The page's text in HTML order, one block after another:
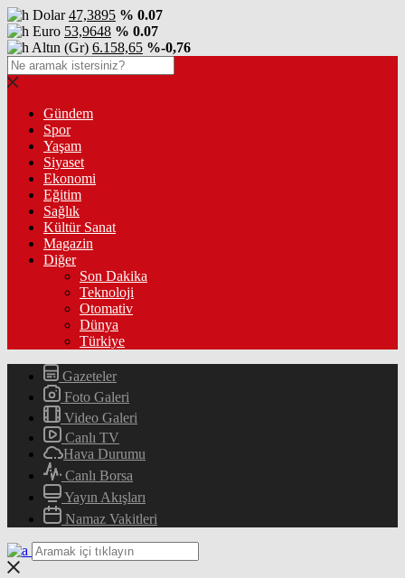
Dolar47,3895 % 0.07
Euro 53,9648 % 0.07
Altın (Gr) 6.158,65 %-0,76
Gündem
Spor
Yaşam
Siyaset
Ekonomi
Eğitim
Sağlık
Kültür Sanat
Magazin
Diğer
Son Dakika
Teknoloji
Otomativ
Dünya
Türkiye
Gazeteler
Foto Galeri
Video Galeri
Canlı TV
Hava Durumu
Canlı Borsa
Yayın Akışları
Namaz Vakitleri